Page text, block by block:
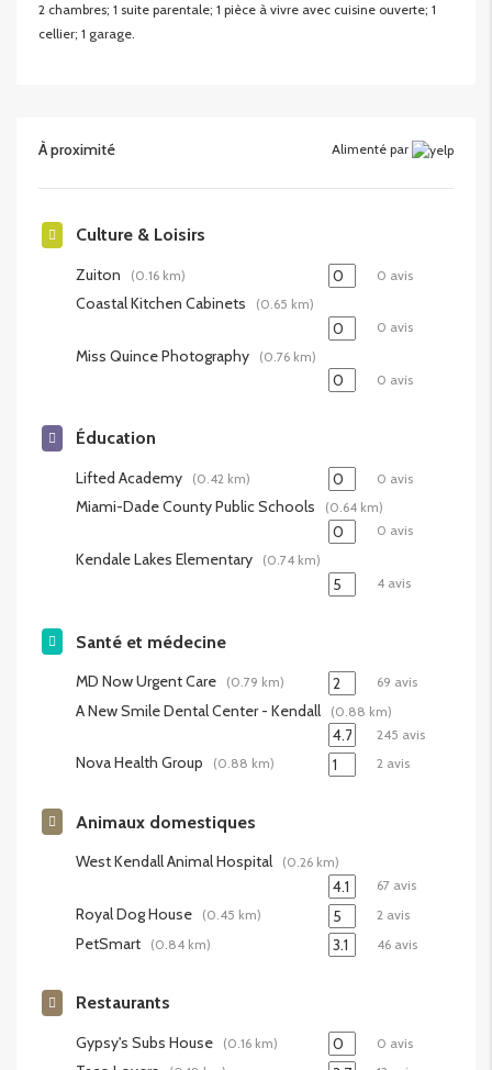
2 chambres; 1 suite parentale; 1 pièce à vivre avec cuisine ouverte; 1
cellier; 1 garage.
À proximité Alimenté par
Culture & Loisirs
Zuiton (0.16 km) 0 avis
Coastal Kitchen Cabinets
(0.65 km)
0 avis
Miss Quince Photography
(0.76 km)
0 avis
Éducation
Lifted Academy (0.42 km) 0 avis
Miami-Dade County Public Schools
(0.64 km)
0 avis
Kendale Lakes Elementary
(0.74 km)
4 avis
Santé et médecine
MD Now Urgent Care (0.79 km) 69 avis
A New Smile Dental Center - Kendall
(0.88 km)
245 avis
Nova Health Group (0.88 km) 2 avis
Animaux domestiques
West Kendall Animal Hospital
(0.26 km)
67 avis
Royal Dog House (0.45 km) 2 avis
PetSmart (0.84 km) 46 avis
Restaurants
Gypsy's Subs House (0.16 km) 0 avis